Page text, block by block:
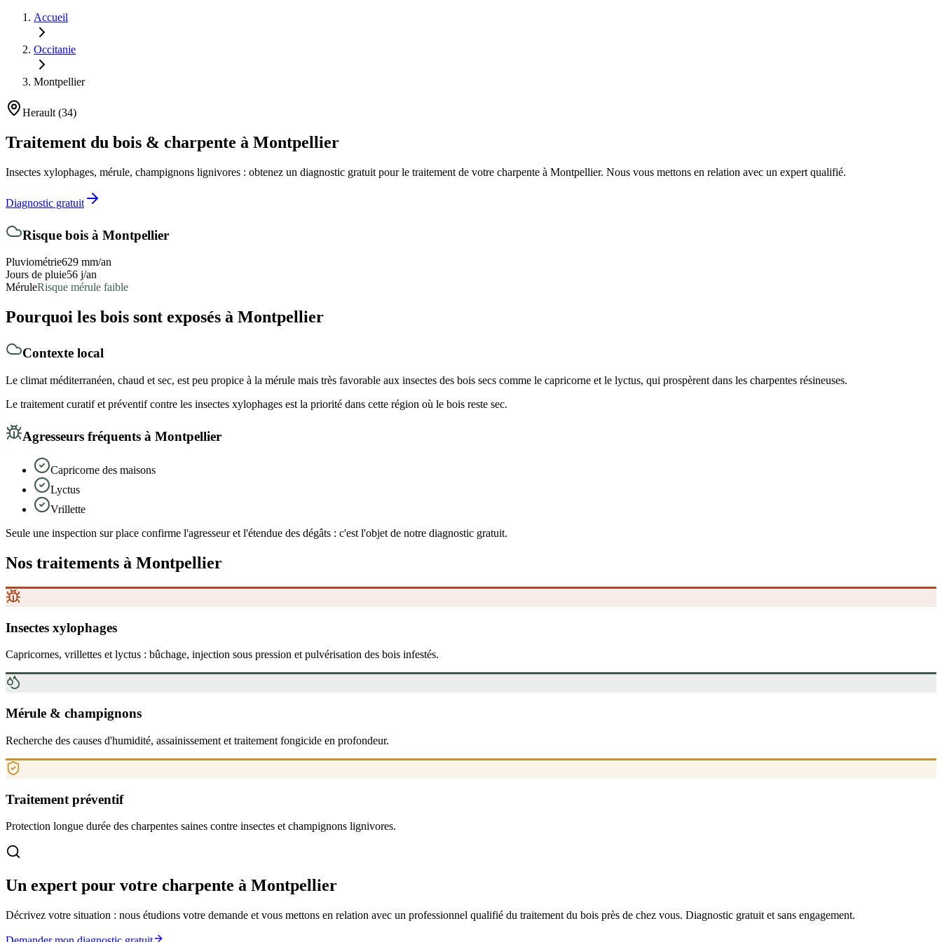
Accueil
Occitanie
Montpellier
Herault (34)
Traitement du bois & charpente à Montpellier
Insectes xylophages, mérule, champignons lignivores : obtenez un diagnostic gratuit pour le traitement de votre charpente à Montpellier. Nous vous mettons en relation avec un expert qualifié.
Diagnostic gratuit
Risque bois à Montpellier
Pluviométrie629 mm/an
Jours de pluie56 j/an
MéruleRisque mérule faible
Pourquoi les bois sont exposés à Montpellier
Contexte local
Le climat méditerranéen, chaud et sec, est peu propice à la mérule mais très favorable aux insectes des bois secs comme le capricorne et le lyctus, qui prospèrent dans les charpentes résineuses.
Le traitement curatif et préventif contre les insectes xylophages est la priorité dans cette région où le bois reste sec.
Agresseurs fréquents à Montpellier
Capricorne des maisons
Lyctus
Vrillette
Seule une inspection sur place confirme l'agresseur et l'étendue des dégâts : c'est l'objet de notre diagnostic gratuit.
Nos traitements à Montpellier
Insectes xylophages
Capricornes, vrillettes et lyctus : bûchage, injection sous pression et pulvérisation des bois infestés.
Mérule & champignons
Recherche des causes d'humidité, assainissement et traitement fongicide en profondeur.
Traitement préventif
Protection longue durée des charpentes saines contre insectes et champignons lignivores.
Un expert pour votre charpente à Montpellier
Décrivez votre situation : nous étudions votre demande et vous mettons en relation avec un professionnel qualifié du traitement du bois près de chez vous. Diagnostic gratuit et sans engagement.